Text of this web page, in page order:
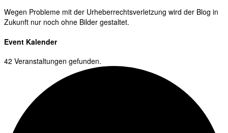
Wegen Probleme mit der Urheberrechtsverletzung wird der Blog in
Zukunft nur noch ohne Bilder gestaltet.
Event Kalender
42 Veranstaltungen gefunden.